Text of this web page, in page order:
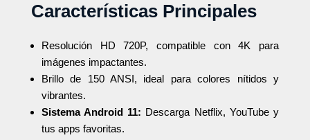
Características Principales
Resolución HD 720P, compatible con 4K para
imágenes impactantes.
Brillo de 150 ANSI, ideal para colores nítidos y
vibrantes.
Sistema Android 11: Descarga Netflix, YouTube y
tus apps favoritas.